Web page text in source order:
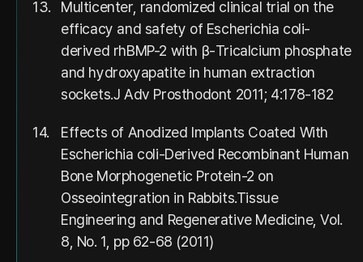
13.
Multicenter, randomized clinical trial on the
efficacy and safety of Escherichia coli-
derived rhBMP-2 with β-Tricalcium phosphate
and hydroxyapatite in human extraction
sockets.J Adv Prosthodont 2011; 4:178-182
14.
Effects of Anodized Implants Coated With
Escherichia coli-Derived Recombinant Human
Bone Morphogenetic Protein-2 on
Osseointegration in Rabbits.Tissue
Engineering and Regenerative Medicine, Vol.
8, No. 1, pp 62-68 (2011)